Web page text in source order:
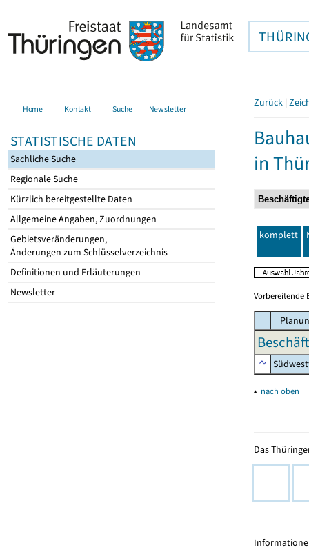
Home Kontakt Suche Newsletter
STATISTISCHE DATEN
Sachliche Suche
Regionale Suche
Kürzlich bereitgestellte Daten
Allgemeine Angaben, Zuordnungen
Gebietsveränderungen,
Änderungen zum Schlüsselverzeichnis
Definitionen und Erläuterungen
Newsletter
Zurück |
in
komplett
Vorbereitende
▴ nach oben
Das